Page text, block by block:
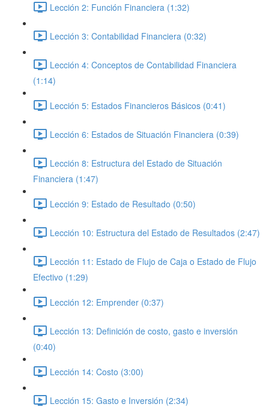
Lección 2: Función Financiera (1:32)
Lección 3: Contabilidad Financiera (0:32)
Lección 4: Conceptos de Contabilidad Financiera
(1:14)
Lección 5: Estados Financieros Básicos (0:41)
Lección 6: Estados de Situación Financiera (0:39)
Lección 8: Estructura del Estado de Situación
Financiera (1:47)
Lección 9: Estado de Resultado (0:50)
Lección 10: Estructura del Estado de Resultados (2:47)
Lección 11: Estado de Flujo de Caja o Estado de Flujo
Efectivo (1:29)
Lección 12: Emprender (0:37)
Lección 13: Definición de costo, gasto e inversión
(0:40)
Lección 14: Costo (3:00)
Lección 15: Gasto e Inversión (2:34)